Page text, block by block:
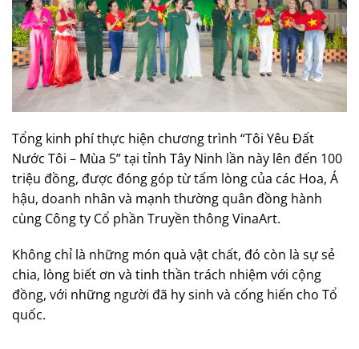
Tổng kinh phí thực hiện chương trình “Tôi Yêu Đất
Nước Tôi – Mùa 5” tại tỉnh Tây Ninh lần này lên đến 100
triệu đồng, được đóng góp từ tấm lòng của các Hoa, Á
hậu, doanh nhân và mạnh thường quân đồng hành
cùng Công ty Cổ phần Truyền thông VinaArt.
Không chỉ là những món quà vật chất, đó còn là sự sẻ
chia, lòng biết ơn và tinh thần trách nhiệm với cộng
đồng, với những người đã hy sinh và cống hiến cho Tổ
quốc.